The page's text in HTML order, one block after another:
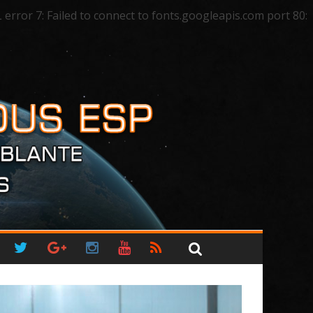
7: Failed to connect to fonts.googleapis.com port 80: